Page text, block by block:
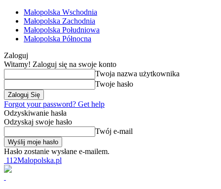
Małopolska Wschodnia
Małopolska Zachodnia
Małopolska Południowa
Małopolska Północna
Zaloguj
Witamy! Zaloguj się na swoje konto
Twoja nazwa użytkownika
Twoje hasło
Forgot your password? Get help
Odzyskiwanie hasła
Odzyskaj swoje hasło
Twój e-mail
Hasło zostanie wysłane e-mailem.
112Malopolska.pl